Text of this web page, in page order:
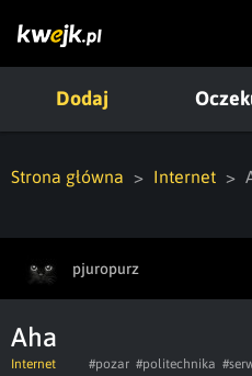
Dodaj
Strona główna Internet
pjuropurz
Aha
Internet #pozar #politechnika